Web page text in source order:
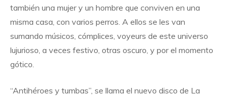
también una mujer y un hombre que conviven en una
misma casa, con varios perros. A ellos se les van
sumando músicos, cómplices, voyeurs de este universo
lujurioso, a veces festivo, otras oscuro, y por el momento
gótico.
“Antihéroes y tumbas”, se llama el nuevo disco de La